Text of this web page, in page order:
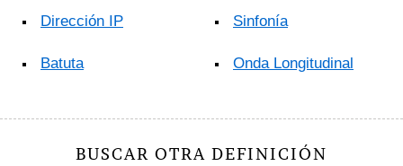
Dirección IP
Batuta
Sinfonía
Onda Longitudinal
BUSCAR OTRA DEFINICIÓN